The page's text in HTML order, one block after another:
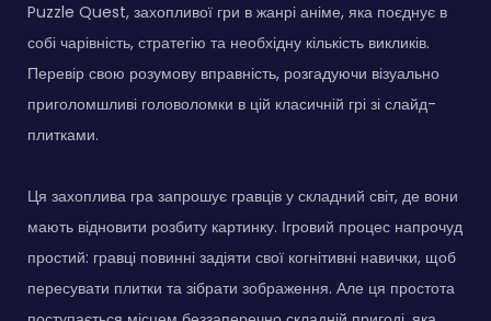
Puzzle Quest, захопливої гри в жанрі аніме, яка поєднує в
собі чарівність, стратегію та необхідну кількість викликів.
Перевір свою розумову вправність, розгадуючи візуально
приголомшливі головоломки в цій класичній грі зі слайд-
плитками.
Ця захоплива гра запрошує гравців у складний світ, де вони
мають відновити розбиту картинку. Ігровий процес напрочуд
простий: гравці повинні задіяти свої когнітивні навички, щоб
пересувати плитки та зібрати зображення. Але ця простота